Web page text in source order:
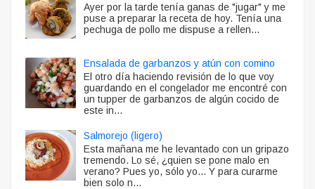
Ayer por la tarde tenía ganas de "jugar" y me
puse a preparar la receta de hoy. Tenía una
pechuga de pollo me dispuse a rellen...
Ensalada de garbanzos y atún con comino
El otro día haciendo revisión de lo que voy
guardando en el congelador me encontré con
un tupper de garbanzos de algún cocido de
este in...
Salmorejo (ligero)
Esta mañana me he levantado con un gripazo
tremendo. Lo sé, ¿quien se pone malo en
verano? Pues yo, sólo yo... Y para curarme
bien solo n...